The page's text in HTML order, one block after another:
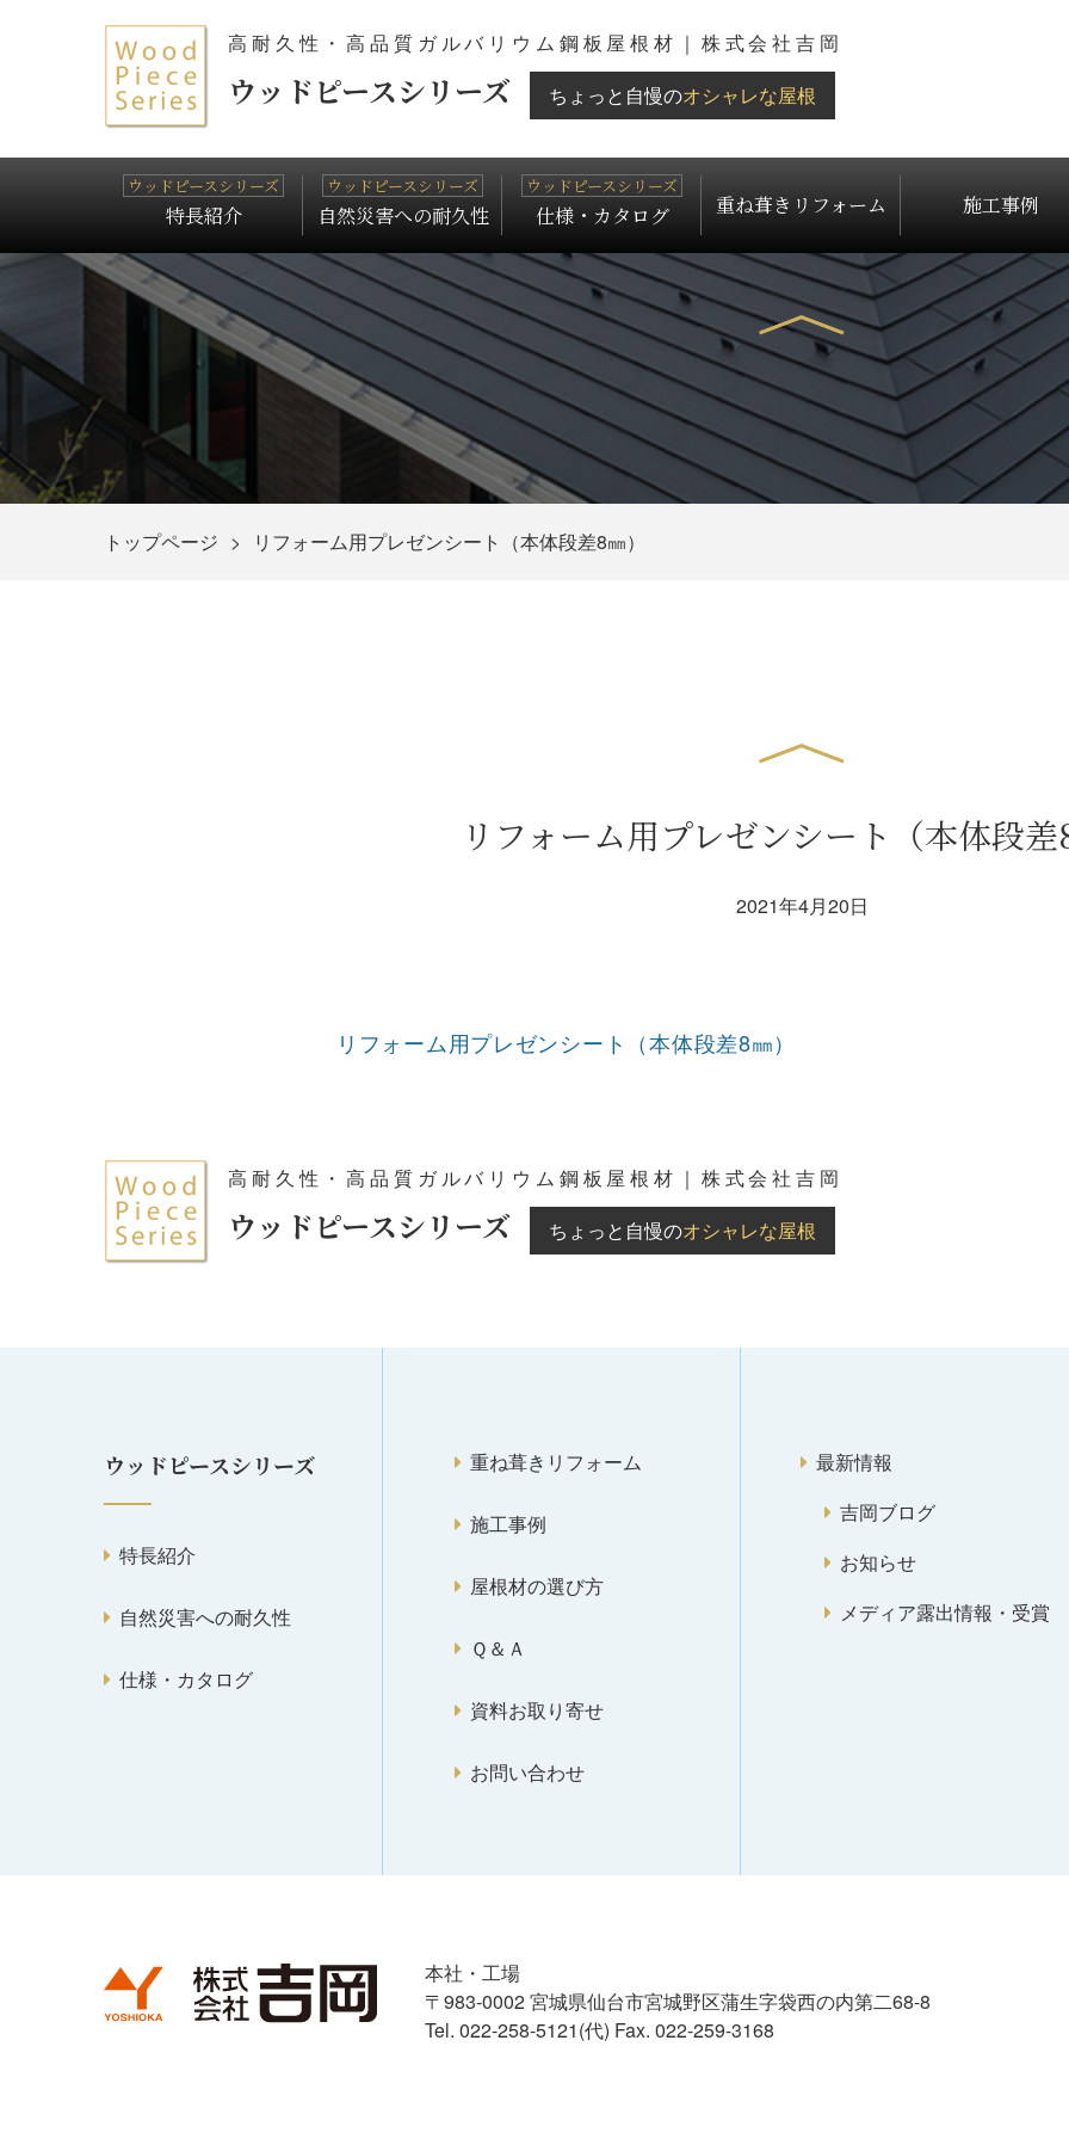
高耐久性・高品質ガルバリウム鋼板屋根材｜株式会社吉岡
ウッドピースシリーズ ちょっと自慢のオシャレな屋根
特長紹介 自然災害への耐久性 仕様・カタログ 重ね葺きリフォーム 施工事例
トップページ リフォーム用プレゼンシート（本体段差8㎜）
リフォーム用プレゼンシート（本体段
2021年4月20日
リフォーム用プレゼンシート（本体段差8㎜）
高耐久性・高品質ガルバリウム鋼板屋根材｜株式会社吉岡
ウッドピースシリーズ ちょっと自慢のオシャレな屋根
ウッドピースシリーズ
特長紹介
自然災害への耐久性
仕様・カタログ
重ね葺きリフォーム
施工事例
屋根材の選び方
Ｑ＆Ａ
資料お取り寄せ
お問い合わせ
最新情報
吉岡ブログ
お知らせ
メディア露出情報・受賞
本社・工場
〒983-0002 宮城県仙台市宮城野区蒲生字袋西の内第二68-8
Tel. 022-258-5121(代) Fax. 022-259-3168